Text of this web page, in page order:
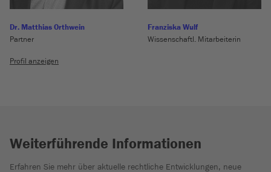
Dr. Matthias Orthwein
Partner
Profil anzeigen
Franziska Wulf
Wissenschaftl. Mitarbeiterin
Weiterführende Informationen
Erfahren Sie mehr über aktuelle rechtliche Entwicklungen, neue